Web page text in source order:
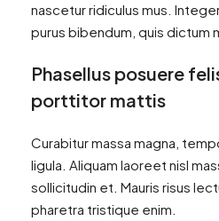
nascetur ridiculus mus.
purus bibendum, quis dictum
Phasellus posuere
porttitor mattis
Curabitur massa magna,
ligula. Aliquam laoreet nisl
sollicitudin et. Mauris risus
pharetra tristique enim.